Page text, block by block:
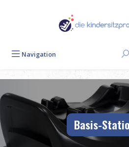
Navigation
Basis-